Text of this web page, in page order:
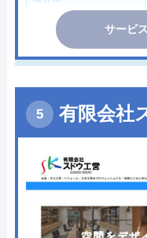
サービ
有限会社